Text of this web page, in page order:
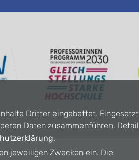
Dritter eingebettet.
Daten zusammenführen.
.
jeweiligen Zwecken ein. Die